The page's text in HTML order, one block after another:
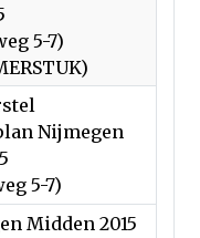
5-7)
Nijmegen
5-7)
Midden 2015